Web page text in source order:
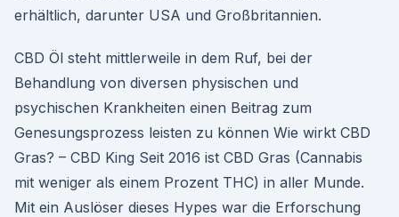
erhältlich, darunter USA und Großbritannien.
CBD Öl steht mittlerweile in dem Ruf, bei der
Behandlung von diversen physischen und
psychischen Krankheiten einen Beitrag zum
Genesungsprozess leisten zu können Wie wirkt CBD
Gras? – CBD King Seit 2016 ist CBD Gras (Cannabis
mit weniger als einem Prozent THC) in aller Munde.
Mit ein Auslöser dieses Hypes war die Erforschung